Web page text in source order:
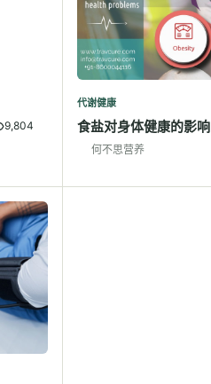
9,804
代谢健康
食盐对身体健康的影响
何不思营养